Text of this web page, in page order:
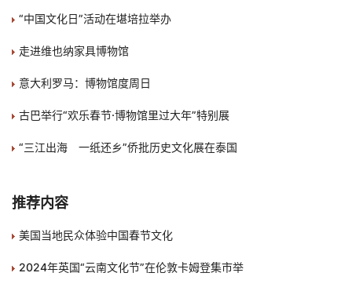
“中国文化日”活动在堪培拉举办
走进维也纳家具博物馆
意大利罗马：博物馆度周日
古巴举行“欢乐春节·博物馆里过大年”特别展
“三江出海 一纸还乡”侨批历史文化展在泰国
推荐内容
美国当地民众体验中国春节文化
2024年英国“云南文化节”在伦敦卡姆登集市举